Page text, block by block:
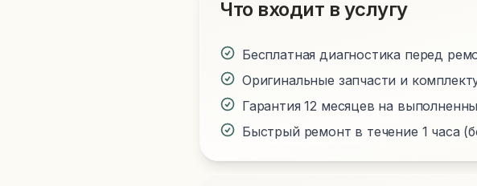
Что входит в услугу
Бесплатная диагностика перед
Оригинальные запчасти и
Гарантия 12 месяцев на
Быстрый ремонт в течение 1 часа